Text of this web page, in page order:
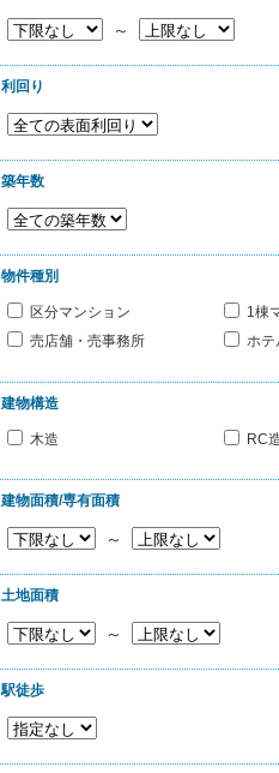
～
利回り
築年数
物件種別
区分マンション 1棟
売店舗・売事務所
ホテ
建物構造
木造 RC
建物面積/専有面積
～
土地面積
～
駅徒歩